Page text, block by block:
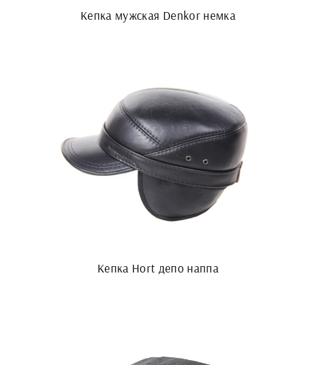
Кепка мужская Denkor немка
Кепка Hort депо наппа